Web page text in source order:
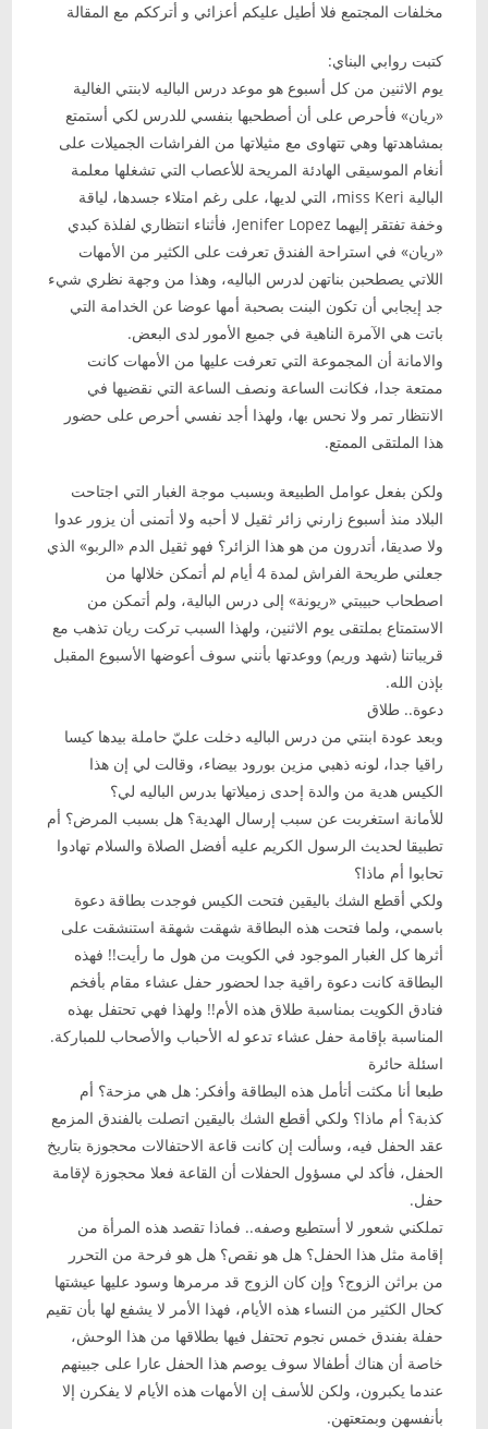
مخلفات المجتمع فلا أطيل عليكم أعزائي و أترككم مع المقالة
كتبت روابي البناي:
يوم الاثنين من كل أسبوع هو موعد درس الباليه لابنتي الغالية
«ريان» فأحرص على أن أصطحبها بنفسي للدرس لكي أستمتع
بمشاهدتها وهي تتهاوى مع مثيلاتها من الفراشات الجميلات على
أنغام الموسيقى الهادئة المريحة للأعصاب التي تشغلها معلمة
البالية miss Keri، التي لديها، على رغم امتلاء جسدها، لياقة
وخفة تفتقر إليهما Jenifer Lopez، فأثناء انتظاري لفلذة كبدي
«ريان» في استراحة الفندق تعرفت على الكثير من الأمهات
اللاتي يصطحبن بناتهن لدرس الباليه، وهذا من وجهة نظري شيء
جد إيجابي أن تكون البنت بصحبة أمها عوضا عن الخدامة التي
باتت هي الآمرة الناهية في جميع الأمور لدى البعض.
والامانة أن المجموعة التي تعرفت عليها من الأمهات كانت
ممتعة جدا، فكانت الساعة ونصف الساعة التي نقضيها في
الانتظار تمر ولا نحس بها، ولهذا أجد نفسي أحرص على حضور
هذا الملتقى الممتع.
ولكن بفعل عوامل الطبيعة وبسبب موجة الغبار التي اجتاحت
البلاد منذ أسبوع زارني زائر ثقيل لا أحبه ولا أتمنى أن يزور عدوا
ولا صديقا، أتدرون من هو هذا الزائر؟ فهو ثقيل الدم «الربو» الذي
جعلني طريحة الفراش لمدة 4 أيام لم أتمكن خلالها من
اصطحاب حبيبتي «ريونة» إلى درس البالية، ولم أتمكن من
الاستمتاع بملتقى يوم الاثنين، ولهذا السبب تركت ريان تذهب مع
قريباتنا (شهد وريم) ووعدتها بأنني سوف أعوضها الأسبوع المقبل
بإذن الله.
دعوة.. طلاق
وبعد عودة ابنتي من درس الباليه دخلت عليّ حاملة بيدها كيسا
راقيا جدا، لونه ذهبي مزين بورود بيضاء، وقالت لي إن هذا
الكيس هدية من والدة إحدى زميلاتها بدرس الباليه لي؟
للأمانة استغربت عن سبب إرسال الهدية؟ هل بسبب المرض؟ أم
تطبيقا لحديث الرسول الكريم عليه أفضل الصلاة والسلام تهادوا
تحابوا أم ماذا؟
ولكي أقطع الشك باليقين فتحت الكيس فوجدت بطاقة دعوة
باسمي، ولما فتحت هذه البطاقة شهقت شهقة استنشقت على
أثرها كل الغبار الموجود في الكويت من هول ما رأيت!! فهذه
البطاقة كانت دعوة راقية جدا لحضور حفل عشاء مقام بأفخم
فنادق الكويت بمناسبة طلاق هذه الأم!! ولهذا فهي تحتفل بهذه
المناسبة بإقامة حفل عشاء تدعو له الأحباب والأصحاب للمباركة.
اسئلة حائرة
طبعا أنا مكثت أتأمل هذه البطاقة وأفكر: هل هي مزحة؟ أم
كذبة؟ أم ماذا؟ ولكي أقطع الشك باليقين اتصلت بالفندق المزمع
عقد الحفل فيه، وسألت إن كانت قاعة الاحتفالات محجوزة بتاريخ
الحفل، فأكد لي مسؤول الحفلات أن القاعة فعلا محجوزة لإقامة
حفل.
تملكني شعور لا أستطيع وصفه.. فماذا تقصد هذه المرأة من
إقامة مثل هذا الحفل؟ هل هو نقص؟ هل هو فرحة من التحرر
من براثن الزوج؟ وإن كان الزوج قد مرمرها وسود عليها عيشتها
كحال الكثير من النساء هذه الأيام، فهذا الأمر لا يشفع لها بأن تقيم
حفلة بفندق خمس نجوم تحتفل فيها بطلاقها من هذا الوحش،
خاصة أن هناك أطفالا سوف يوصم هذا الحفل عارا على جبينهم
عندما يكبرون، ولكن للأسف إن الأمهات هذه الأيام لا يفكرن إلا
بأنفسهن وبمتعتهن.